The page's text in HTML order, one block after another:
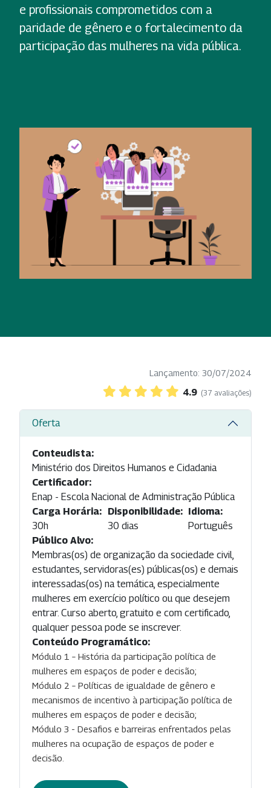
e profissionais comprometidos com a
paridade de gênero e o fortalecimento da
participação das mulheres na vida pública.
Lançamento: 30/07/2024
4.9 (37 avaliações)
Oferta
Conteudista:
Ministério dos Direitos Humanos e Cidadania
Certificador:
Enap - Escola Nacional de Administração Pública
Carga Horária:
30h
Disponibilidade:
30 dias
Idioma:
Português
Público Alvo:
Membras(os) de organização da sociedade civil,
estudantes, servidoras(es) públicas(os) e demais
interessadas(os) na temática, especialmente
mulheres em exercício político ou que desejem
entrar. Curso aberto, gratuito e com certificado,
qualquer pessoa pode se inscrever.
Conteúdo Programático:
Módulo 1 – História da participação política de
mulheres em espaços de poder e decisão;
Módulo 2 – Políticas de igualdade de gênero e
mecanismos de incentivo à participação política de
mulheres em espaços de poder e decisão;
Módulo 3 - Desafios e barreiras enfrentados pelas
mulheres na ocupação de espaços de poder e
decisão.